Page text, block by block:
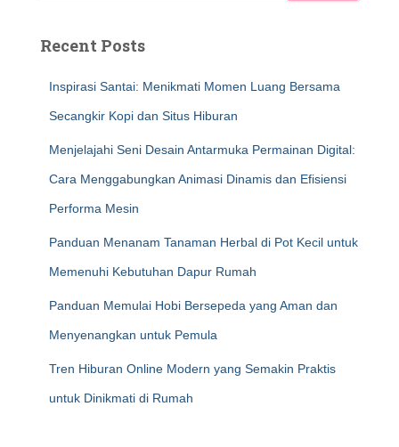
Recent Posts
Inspirasi Santai: Menikmati Momen Luang Bersama
Secangkir Kopi dan Situs Hiburan
Menjelajahi Seni Desain Antarmuka Permainan Digital:
Cara Menggabungkan Animasi Dinamis dan Efisiensi
Performa Mesin
Panduan Menanam Tanaman Herbal di Pot Kecil untuk
Memenuhi Kebutuhan Dapur Rumah
Panduan Memulai Hobi Bersepeda yang Aman dan
Menyenangkan untuk Pemula
Tren Hiburan Online Modern yang Semakin Praktis
untuk Dinikmati di Rumah